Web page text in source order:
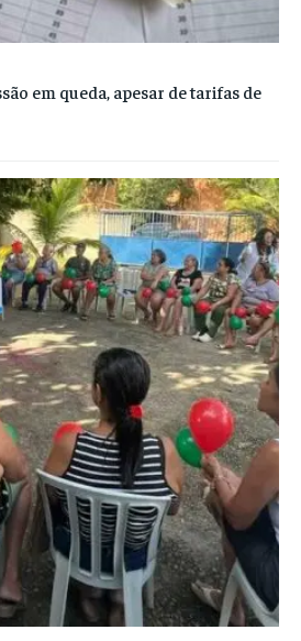
em queda, apesar de tarifas de